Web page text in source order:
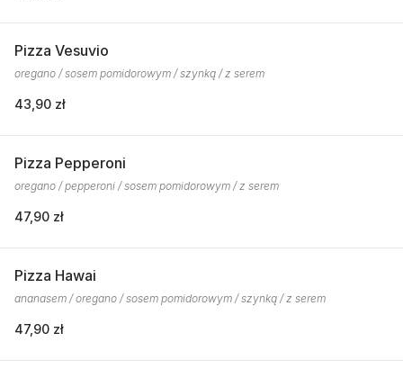
Pizza Vesuvio
oregano / sosem pomidorowym / szynką / z serem
43,90 zł
Pizza Pepperoni
oregano / pepperoni / sosem pomidorowym / z serem
47,90 zł
Pizza Hawai
ananasem / oregano / sosem pomidorowym / szynką / z serem
47,90 zł